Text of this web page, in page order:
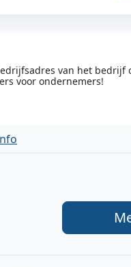
van het bedrijf
voor ondernemers!